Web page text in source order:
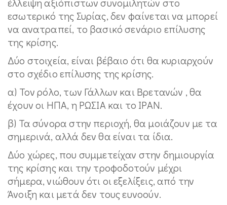
εσωτερικό της Συρίας, δεν φαίνεται να μπορεί
να ανατραπεί, το βασικό σενάριο επίλυσης
της κρίσης.
Δύο στοιχεία, είναι βέβαιο ότι θα κυριαρχούν
στο σχέδιο επίλυσης της κρίσης.
α) Τον ρόλο, των Γάλλων και Βρετανών , θα
έχουν οι ΗΠΑ, η ΡΩΣΙΑ και το ΙΡΑΝ.
β) Τα σύνορα στην περιοχή, θα μοιάζουν με τα
σημερινά, αλλά δεν θα είναι τα ίδια.
Δύο χώρες, που συμμετείχαν στην δημιουργία
της κρίσης και την τροφοδοτούν μέχρι
σήμερα, νιώθουν ότι οι εξελίξεις, από την
Άνοιξη και μετά δεν τους ευνοούν.